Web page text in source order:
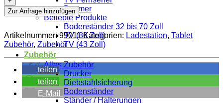
Beamer
Beliebte Produkte
Bodenständer 32 bis 70 Zoll
TV (86 Zoll)
TV (43 Zoll)
Zubehör
Alles Zubehör
Drucker
Diebstahlsicherung
Bodenständer
Ständer / Halterungen
Zur Anfrage hinzufügen
Artikelnummer:99011 Kategorien: Ladestation, Tablet
Zubehör, Zubehör
teilen
teilen
E-Mail